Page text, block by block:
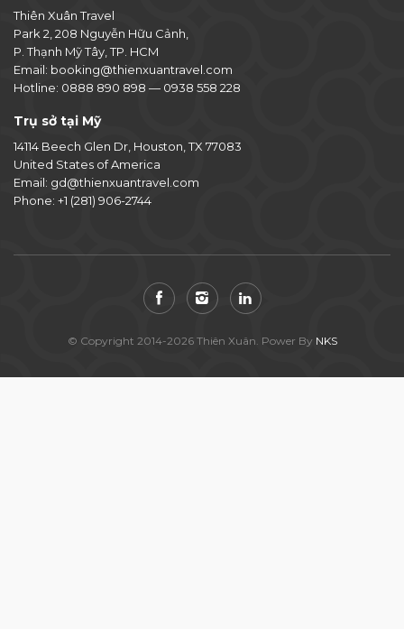
Thiên Xuân Travel
Park 2, 208 Nguyễn Hữu Cảnh,
P. Thạnh Mỹ Tây, TP. HCM
Email: booking@thienxuantravel.com
Hotline: 0888 890 898 — 0938 558 228
Trụ sở tại Mỹ
14114 Beech Glen Dr, Houston, TX 77083
United States of America
Email: gd@thienxuantravel.com
Phone: +1 (281) 906-2744
© Copyright 2014-2026 Thiên Xuân. Power By NKS